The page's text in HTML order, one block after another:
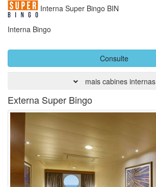
Interna Super Bingo BIN
Interna Bingo
Consulte
mais cabines internas
Externa Super Bingo